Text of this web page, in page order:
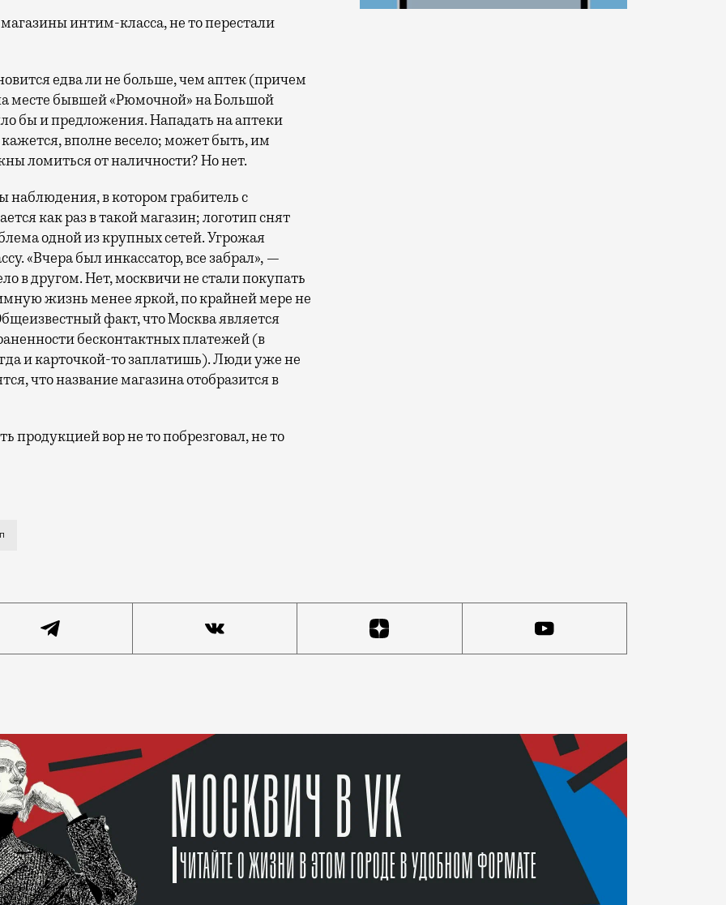
едва ли не больше, чем аптек (причем
месте бывшей «Рюмочной» на Большой
бы и предложения. Нападать на аптеки
вполне весело; может быть, им
ломиться от наличности? Но нет.
наблюдения, в котором грабитель с
как раз в такой магазин; логотип снят
одной из крупных сетей. Угрожая
«Вчера был инкассатор, все забрал», —
в другом. Нет, москвичи не стали покупать
жизнь менее яркой, по крайней мере не
факт, что Москва является
бесконтактных платежей (в
и карточкой-то заплатишь). Люди уже не
что название магазина отобразится в
продукцией вор не то побрезговал, не то
интим-класса, не то перестали носить с собой наличные. «Магазинов для взрослых» в Москве